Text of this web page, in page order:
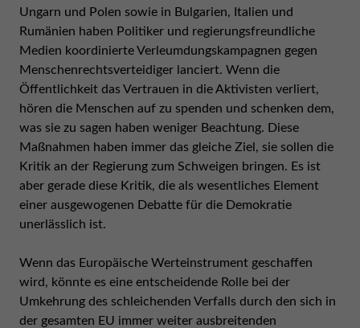
Ungarn und Polen sowie in Bulgarien, Italien und
Rumänien haben Politiker und regierungsfreundliche
Medien koordinierte Verleumdungskampagnen gegen
Menschenrechtsverteidiger lanciert. Wenn die
Öffentlichkeit das Vertrauen in die Aktivisten verliert,
hören die Menschen auf zu spenden und schenken dem,
was sie zu sagen haben weniger Beachtung. Diese
Maßnahmen haben immer das gleiche Ziel, sie sollen die
Kritik an der Regierung zum Schweigen bringen. Es ist
aber gerade diese Kritik, die als wesentliches Element
einer ausgewogenen Debatte für die Demokratie
unerlässlich ist.
Wenn das Europäische Werteinstrument geschaffen
wird, könnte es eine entscheidende Rolle bei der
Umkehrung des schleichenden Verfalls durch den sich in
der gesamten EU immer weiter ausbreitenden